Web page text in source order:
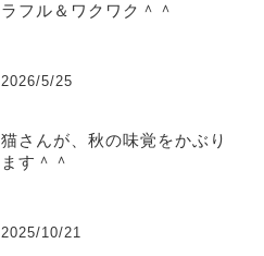
ラフル＆ワクワク＾＾
2026/5/25
猫さんが、秋の味覚をかぶり
ます＾＾
2025/10/21